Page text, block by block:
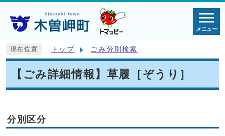
メニュー
現在位置 トップ ごみ分別検索
【ごみ詳細情報】草履［ぞうり］
分別区分